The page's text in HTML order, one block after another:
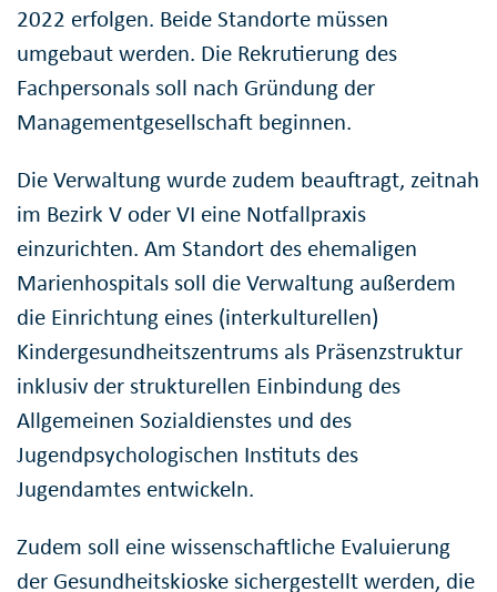
2022 erfolgen. Beide Standorte müssen
umgebaut werden. Die Rekrutierung des
Fachpersonals soll nach Gründung der
Managementgesellschaft beginnen.
Die Verwaltung wurde zudem beauftragt, zeitnah
im Bezirk V oder VI eine Notfallpraxis
einzurichten. Am Standort des ehemaligen
Marienhospitals soll die Verwaltung außerdem
die Einrichtung eines (interkulturellen)
Kindergesundheitszentrums als Präsenzstruktur
inklusiv der strukturellen Einbindung des
Allgemeinen Sozialdienstes und des
Jugendpsychologischen Instituts des
Jugendamtes entwickeln.
Zudem soll eine wissenschaftliche Evaluierung
der Gesundheitskioske sichergestellt werden, die